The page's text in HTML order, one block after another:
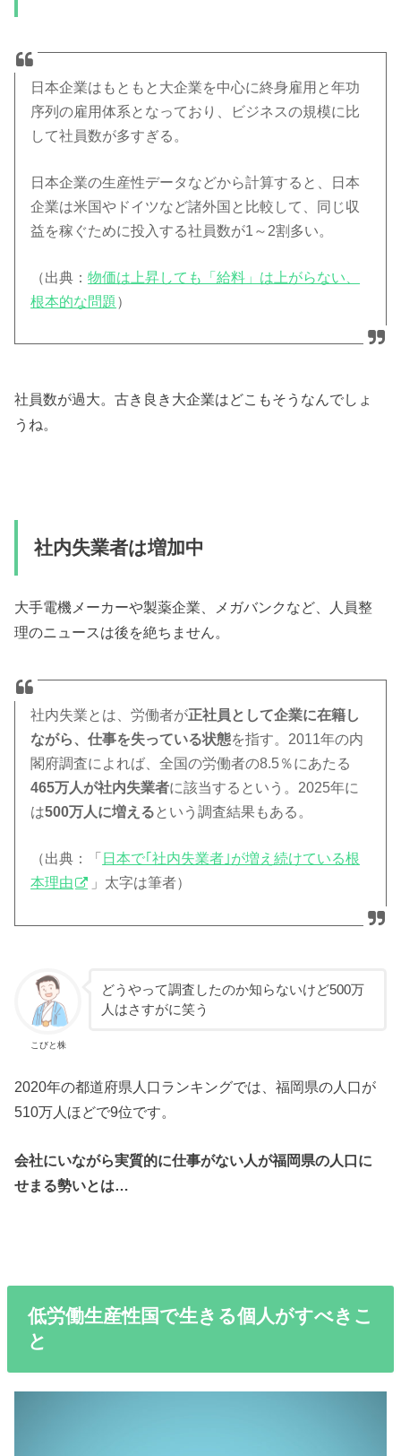
日本企業はもともと大企業を中心に終身雇用と年功
序列の雇用体系となっており、ビジネスの規模に比
して社員数が多すぎる。
日本企業の生産性データなどから計算すると、日本
企業は米国やドイツなど諸外国と比較して、同じ収
益を稼ぐために投入する社員数が1～2割多い。
（出典：物価は上昇しても「給料」は上がらない、
根本的な問題 ）
社員数が過大。古き良き大企業はどこもそうなんでしょ
うね。
社内失業者は増加中
大手電機メーカーや製薬企業、メガバンクなど、人員整
理のニュースは後を絶ちません。
社内失業とは、労働者が正社員として企業に在籍し
ながら、仕事を失っている状態を指す。2011年の内
閣府調査によれば、全国の労働者の8.5％にあたる
465万人が社内失業者に該当するという。2025年に
は500万人に増える という調査結果もある。
（出典：「 日本で｢社内失業者｣が増え続けている根
本理由
」太字は筆者）
こびと株
どうやって調査したのか知らないけど500万
人はさすがに笑う
2020年の都道府県人口ランキングでは、福岡県の人口が
510万人ほどで9位です。
会社にいながら実質的に仕事がない人が福岡県の人口に
せまる勢いとは…
低労働生産性国で生きる個人がすべきこ
と